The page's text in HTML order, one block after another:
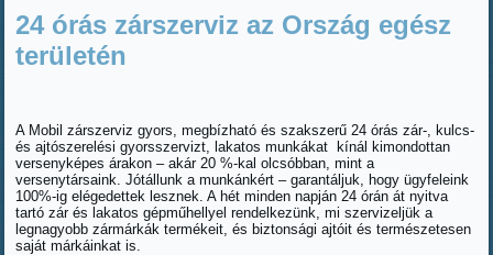
24 órás zárszerviz az Ország egész
területén
A Mobil zárszerviz gyors, megbízható és szakszerű 24 órás zár-, kulcs-
és ajtószerelési gyorsszervizt, lakatos munkákat kínál kimondottan
versenyképes árakon – akár 20 %-kal olcsóbban, mint a
versenytársaink. Jótállunk a munkánkért – garantáljuk, hogy ügyfeleink
100%-ig elégedettek lesznek. A hét minden napján 24 órán át nyitva
tartó zár és lakatos gépműhellyel rendelkezünk, mi szervizeljük a
legnagyobb zármárkák termékeit, és biztonsági ajtóit és természetesen
saját márkáinkat is.